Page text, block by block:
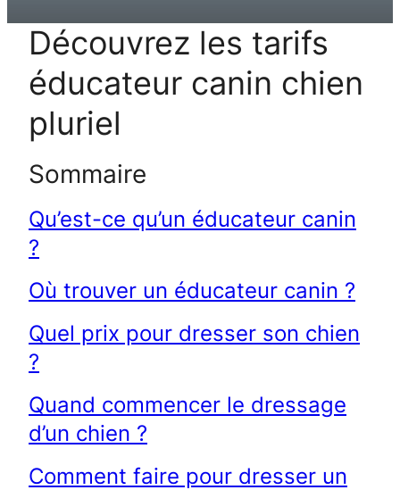
Découvrez les tarifs
éducateur canin chien
pluriel
Sommaire
Qu’est-ce qu’un éducateur canin
?
Où trouver un éducateur canin ?
Quel prix pour dresser son chien
?
Quand commencer le dressage
d’un chien ?
Comment faire pour dresser un